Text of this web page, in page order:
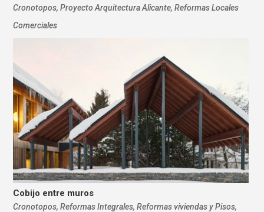
Cronotopos,Proyecto Arquitectura Alicante,Reformas Locales
Comerciales
Cobijo entre muros
Cronotopos,Reformas Integrales,Reformas viviendas y Pisos,